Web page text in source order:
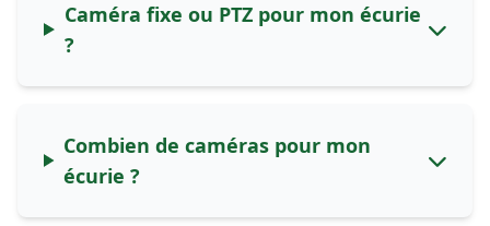
Caméra fixe ou PTZ pour mon écurie
?
Combien de caméras pour mon
écurie ?